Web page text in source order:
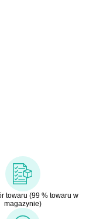
towaru (99 % towaru w
magazynie)